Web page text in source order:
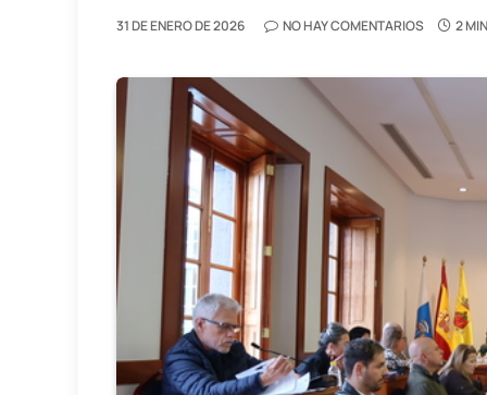
31 DE ENERO DE 2026 NO HAY COMENTARIOS 2